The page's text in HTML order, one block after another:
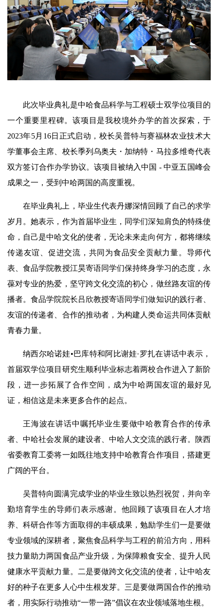
此次毕业典礼是中哈食品科学与工程硕士双学位项目的
一个重要里程碑。该项目是我校境外办学的首次探索，于
2023年5月16日正式启动，校长吴普特与赛福林农业技术大
学董事会主席、校长季列乌奥夫・加纳特・马拉多维奇代表
双方签订合作办学协议。该项目被纳入中国 - 中亚五国峰会
成果之一，受到中哈两国的高度重视。
在毕业典礼上，毕业生代表丹娜深情回顾了自己的求学
岁月。她表示，作为首届毕业生，同学们深知肩负的特殊使
命，自己是中哈文化的使者，无论未来走向何方，都将继续
传递友谊、促进交流，共同为食品安全贡献力量。导师代
表、食品学院教授江昊寄语同学们保持终身学习的态度，永
葆对专业的热爱，坚守跨文化交流的初心，做丝路友谊的传
播者。食品学院院长吕欣教授寄语同学们做知识的践行者、
友谊的传递者、合作的推动者，为构建人类命运共同体贡献
青春力量。
纳西尔哈诺娃•巴库特和阿比谢娃·罗扎在讲话中表示，
首届双学位项目研究生顺利毕业标志着两校合作进入了新阶
段，进一步拓展了合作空间，成为中哈两国友谊的最好见
证，相信这是未来更多合作的起点。
王海波在讲话中嘱托毕业生要做中哈教育合作的传承
者、中哈社会发展的建设者、中哈人文交流的践行者。陕西
省委教育工委将一如既往地支持中哈教育合作项目，搭建更
广阔的平台。
吴普特向圆满完成学业的毕业生致以热烈祝贺，并向辛
勤培育学生的导师们表示感谢。他回顾了该项目在人才培
养、科研合作等方面取得的丰硕成果，勉励学生们一是要做
专业领域的深耕者，聚焦食品科学与工程的前沿方向，用科
技力量助力两国食品产业升级，为保障粮食安全、提升人民
健康水平贡献力量。二是要做跨文化交流的使者，让中哈友
好的种子在更多人心中生根发芽。三是要做两国合作的推动
者，用实际行动推动“一带一路”倡议在农业领域落地生根。